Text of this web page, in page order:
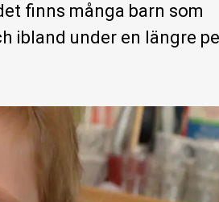
finns många barn som
ibland under en längre